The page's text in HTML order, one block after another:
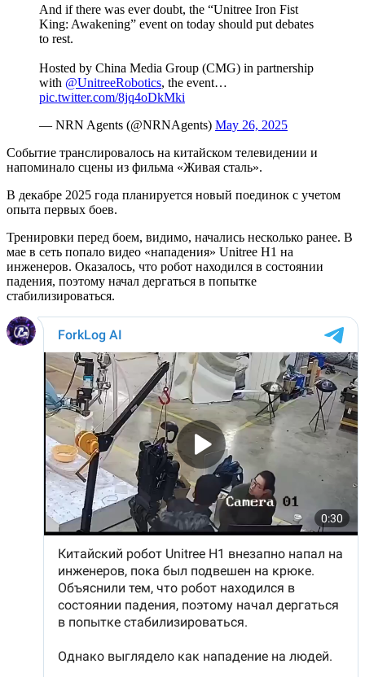
And if there was ever doubt, the “Unitree Iron Fist
King: Awakening” event on today should put debates
to rest.
Hosted by China Media Group (CMG) in partnership
with @UnitreeRobotics, the event…
pic.twitter.com/8jq4oDkMki
— NRN Agents (@NRNAgents) May 26, 2025
Событие транслировалось на китайском телевидении и
напоминало сцены из фильма «Живая сталь».
В декабре 2025 года планируется новый поединок с учетом
опыта первых боев.
Тренировки перед боем, видимо, начались несколько ранее. В
мае в сеть попало видео «нападения» Unitree H1 на
инженеров. Оказалось, что робот находился в состоянии
падения, поэтому начал дергаться в попытке
стабилизироваться.